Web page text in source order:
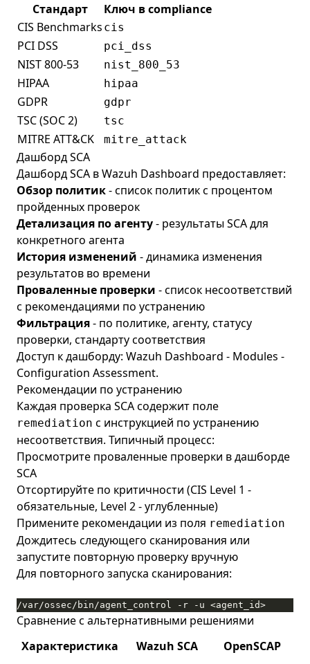
Стандарт
Ключ в compliance
CIS Benchmarks cis
PCI DSS pci_dss
NIST 800-53 nist_800_53
HIPAA hipaa
GDPR gdpr
TSC (SOC 2) tsc
MITRE ATT&CK mitre_attack
Дашборд SCA
Дашборд SCA в Wazuh Dashboard предоставляет:
Обзор политик- список политик с процентом
пройденных проверок
Детализация по агенту- результаты SCA для
конкретного агента
История изменений - динамика изменения
результатов во времени
Проваленные проверки - список несоответствий
с рекомендациями по устранению
Фильтрация- по политике, агенту, статусу
проверки, стандарту соответствия
Доступ к дашборду: Wazuh Dashboard - Modules -
Configuration Assessment.
Рекомендации по устранению
Каждая проверка SCA содержит поле
remediation с инструкцией по устранению
несоответствия. Типичный процесс:
Просмотрите проваленные проверки в дашборде
SCA
Отсортируйте по критичности (CIS Level 1 -
обязательные, Level 2 - углубленные)
Примените рекомендации из поля remediation
Дождитесь следующего сканирования или
запустите повторную проверку вручную
Для повторного запуска сканирования:
/var/ossec/bin/agent_control -r -u <agent_id>
Сравнение с альтернативными решениями
Характеристика
Wazuh SCA OpenSCAP